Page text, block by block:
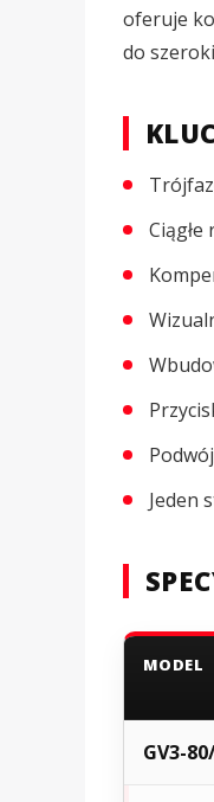
oferuje
do
Jeden
MODEL
GV3-